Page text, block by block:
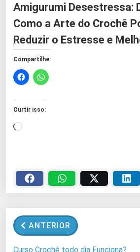
Amigurumi Desestressa:
Como a Arte do Crochê
Reduzir o Estresse e
Compartilhe:
Curtir isso:
C
e
g
n
d
ANTERIOR
Curso Crochê todo dia Funciona?